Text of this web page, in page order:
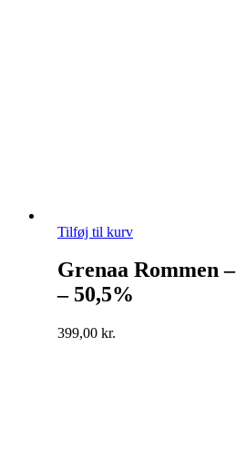
Tilføj til kurv
Grenaa Rommen
– 50,5%
399,00 kr.